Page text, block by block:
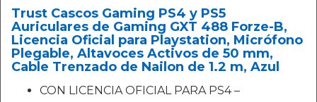
Trust Cascos Gaming PS4 y PS5
Auriculares de Gaming GXT 488 Forze-B,
Licencia Oficial para Playstation, Micrófono
Plegable, Altavoces Activos de 50 mm,
Cable Trenzado de Nailon de 1.2 m, Azul
CON LICENCIA OFICIAL PARA PS4 –